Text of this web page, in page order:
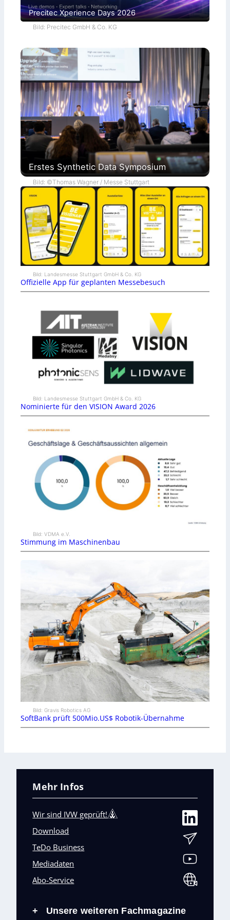
Precitec Xperience Days 2026
Bild: Precitec GmbH & Co. KG
Erstes Synthetic Data Symposium
Bild: ©Thomas Wagner / Messe Stuttgart
Bild: Landesmesse Stuttgart GmbH & Co. KG
Offizielle App für geplanten Messebesuch
Bild: Landesmesse Stuttgart GmbH & Co. KG
Nominierte für den VISION Award 2026
Bild: VDMA e.V.
Stimmung im Maschinenbau
Bild: Gravis Robotics AG
SoftBank prüft 500Mio.US$ Robotik-Übernahme
Mehr Infos
Wir sind IVW geprüft!
Download
TeDo Business
Mediadaten
Abo-Service
+ Unsere weiteren Fachmagazine